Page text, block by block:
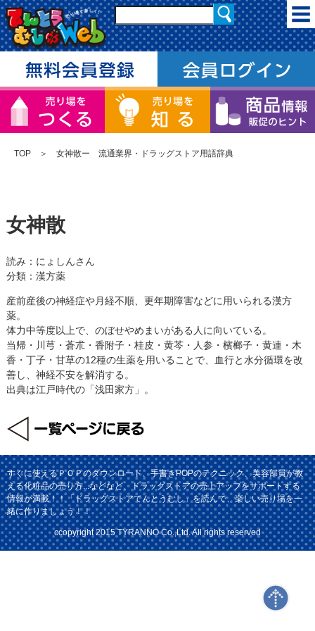
TOP ＞ 女神散ー 流通業界・ドラッグストア用語辞典
女神散
読み：にょしんさん
分類：漢方薬
産前産後の神経症や月経不順、更年期障害などに用いられる漢方
薬。
体力中等度以上で、のぼせやめまいがある人に向いている。
当帰・川芎・蒼朮・香附子・桂皮・黄芩・人参・檳榔子・黄連・木
香・丁子・甘草の12種の生薬を用いることで、血行と水分循環を改
善し、神経不安を解消する。
出典は江戸時代の「浅田家方」。
すぐに使えるＰＯＰのダウンロード、手書きPOPのテクニック、美容部員が教
える化粧品の売り方...などなど、ドラッグストアの売上アップをサポートする
情報が満載！！「ドラッグストアてんとうむし」を読んで、楽しい売り場を一
緒に作りましょう！！
ccopyright 2015 TYRANNO Co.,Ltd. All rights reserved